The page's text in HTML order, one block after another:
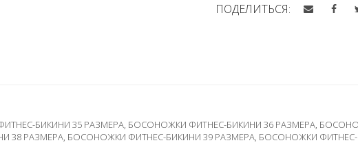
ПОДЕЛИТЬСЯ:
БИКИНИ 35 РАЗМЕРА, БОСОНОЖКИ ФИТНЕС-БИКИНИ 36 РАЗМЕРА,
38 РАЗМЕРА, БОСОНОЖКИ ФИТНЕС-БИКИНИ 39 РАЗМЕРА, БОСОНОЖКИ ФИТНЕС-